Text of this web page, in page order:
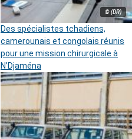
© (DR)
Des spécialistes tchadiens,
camerounais et congolais réunis
pour une mission chirurgicale à
N’Djaména